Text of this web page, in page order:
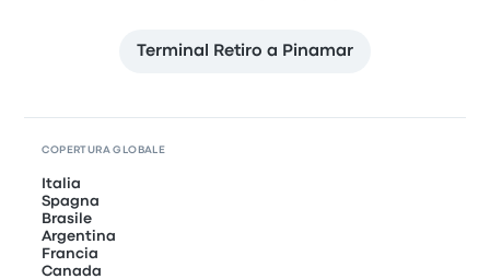
Terminal Retiro a Pinamar
COPERTURA GLOBALE
Italia
Spagna
Brasile
Argentina
Francia
Canada